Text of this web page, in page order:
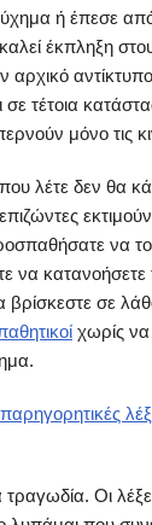
ή έπεσε
έκπληξη
σε τέτοια
μόνο τις
που λέτε δεν θα
να
να
βρίσκεστε σε
χωρίς
παρηγορητικές
τραγωδία. Οι